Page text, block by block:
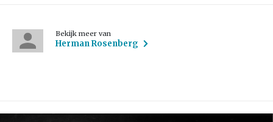
Bekijk meer van
Herman Rosenberg